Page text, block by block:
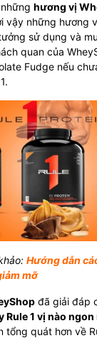
hương vị
vậy những hương
sử dụng và
quan của
Fudge nếu
Hướng dẫn
mỡ
đã giải đáp
Rule 1 vị nào
tổng quát hơn về